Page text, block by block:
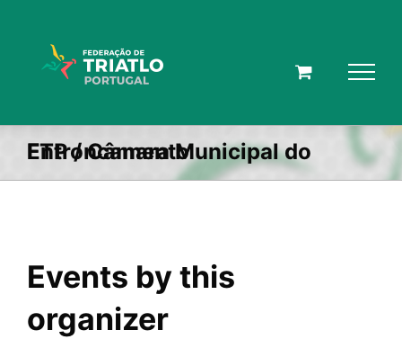
FTP / Câmara Municipal do Entroncamento
Events by this
organizer